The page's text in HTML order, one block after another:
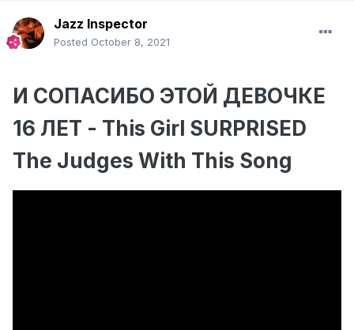
Jazz Inspector
Posted October 8, 2021
И СОПАСИБО ЭТОЙ ДЕВОЧКЕ
16 ЛЕТ - This Girl SURPRISED
The Judges With This Song